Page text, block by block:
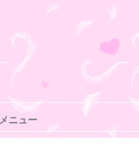
メニュー